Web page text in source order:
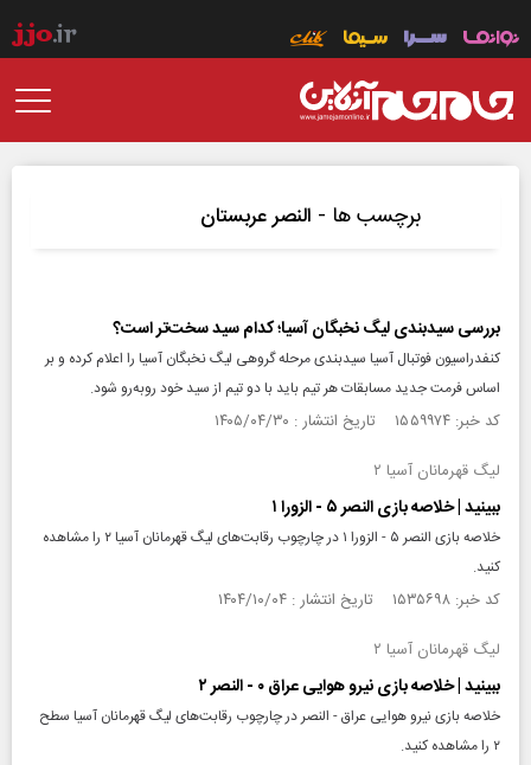
برچسب ها - النصر عربستان
بررسی سیدبندی لیگ نخبگان آسیا؛ کدام سید سخت‌تر است؟
کنفدراسیون فوتبال آسیا سیدبندی مرحله گروهی لیگ نخبگان آسیا را اعلام کرده و بر
اساس فرمت جدید مسابقات هر تیم باید با دو تیم از سید خود روبه‌رو شود.
کد خبر: ۱۵۵۹۹۷۴ تاریخ انتشار : ۱۴۰۵/۰۴/۳۰
لیگ قهرمانان آسیا ۲
ببینید | خلاصه بازی النصر ۵ - الزورا ۱
خلاصه بازی النصر ۵ - الزورا ۱ در چارچوب رقابت‌های لیگ قهرمانان آسیا ۲ را مشاهده
کنید.
کد خبر: ۱۵۳۵۶۹۸ تاریخ انتشار : ۱۴۰۴/۱۰/۰۴
لیگ قهرمانان آسیا ۲
ببینید | خلاصه بازی نیرو هوایی عراق ۰ - النصر ۲
خلاصه بازی نیرو هوایی عراق - النصر در چارچوب رقابت‌های لیگ قهرمانان آسیا سطح
۲ را مشاهده کنید.